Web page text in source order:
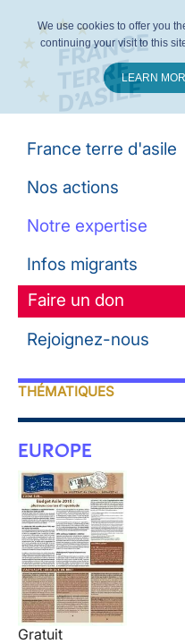
France terre d'asile
Nos actions
Notre expertise
Infos migrants
Faire un don
Rejoignez-nous
THÉMATIQUES
EUROPE
Gratuit
We use cookies to offer you
continuing your visit to this
LEARN